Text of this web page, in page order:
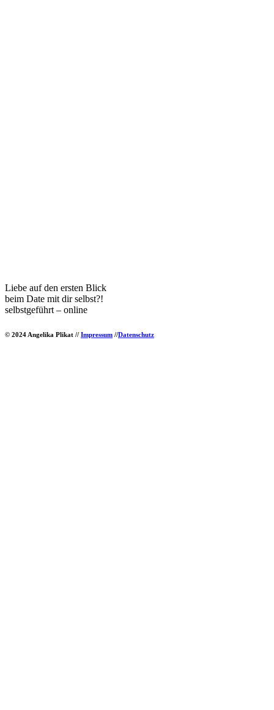
Liebe auf den ersten Blick
beim Date mit dir selbst?!
selbstgeführt – online
© 2024 Angelika Plikat // Impressum //Datenschutz